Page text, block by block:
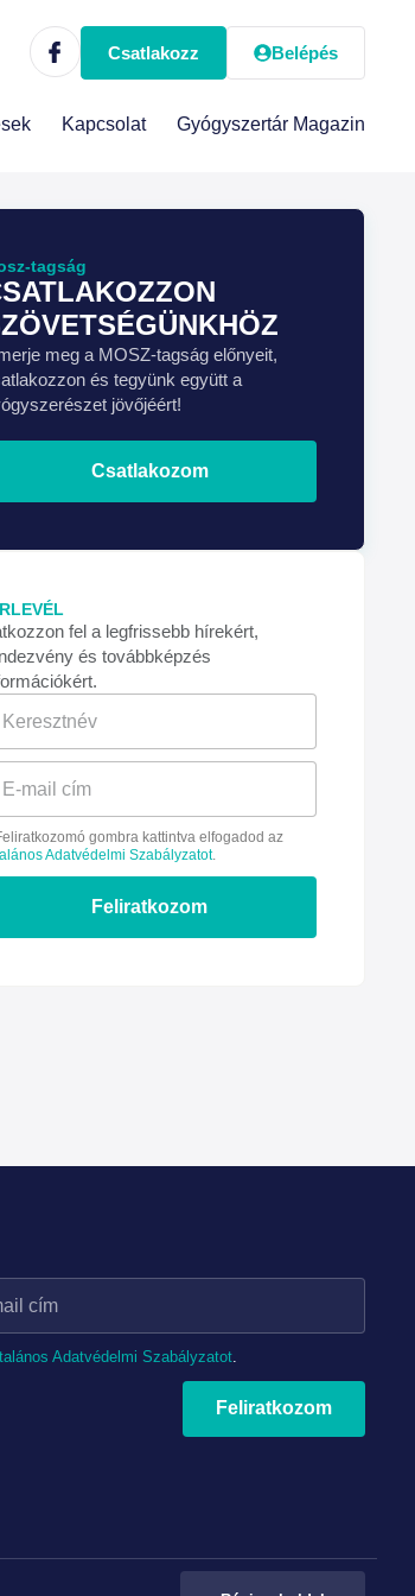
Belépés
Csatlakozz
Kapcsolat Gyógyszertár Magazin
tagság
meg a MOSZ-tagság előnyeit,
és tegyünk együtt a
jövőjéért!
Csatlakozom
fel a legfrissebb hírekért,
és továbbképzés
gombra kattintva elfogadod az
Adatvédelmi Szabályzatot.
Feliratkozom
Adatvédelmi Szabályzatot.
Feliratkozom